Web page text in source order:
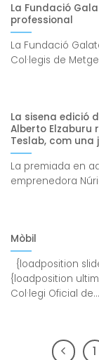
La Fundació
professional
La Fundació
Col·legis de
La sisena edició
Alberto Elzaburu
Teslab, com una
La premiada en
emprenedora
Mòbil
{loadposition
{loadposition
Col·legi Oficial de...
1